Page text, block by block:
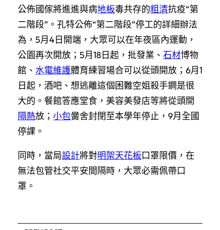
公佈國傢將進進與病地板毒共存的粗清抗疫“第
二階段”。孔特公佈“第二階段”停工的詳細辦法
為，5月4日開端，大眾可以在年夜區內運動，
公園再次開放；5月18日起，批發業、 石材博物
館、 水電維護體育練習場合可以從頭開放；6月1
日起，酒吧、想逃離這個困難空姐殺手鐧是很
大的。餐館答應堂食，美容美發店等將從頭開
隔熱放； 小包黌舍封閉至本學年停止，9月全國
停課。
同時，當局設計將對明架天花板口罩限價，在
無法包管社交平安間隔時，大眾必需佩帶口
罩。